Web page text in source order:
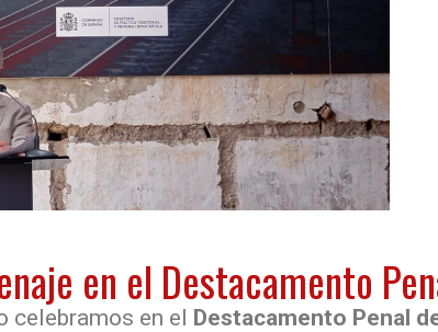
en el Destacamento
celebramos en el Destacamento Penal